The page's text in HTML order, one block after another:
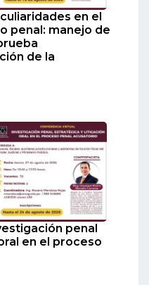
en el
penal: manejo de
de la
penal
en el proceso